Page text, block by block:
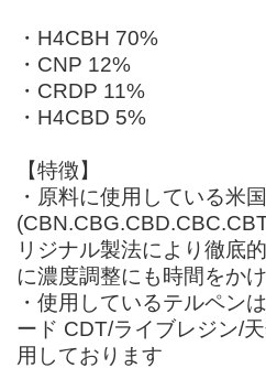
・H4CBH 70%
・CNP 12%
・CRDP 11%
・H4CBD 5%
【特徴】
・原料に使用している米
リジナル製法により徹底
に濃度調整にも時間をか
・使用しているテルペン
ード CDT/ライブレジン/
用しております